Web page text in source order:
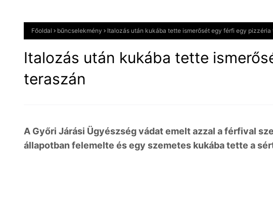
Főoldal bűncselekmény Italozás után kukába tette ismerősét egy férfi egy pizzéria
Italozás után kukába tette
teraszán
A Győri Járási Ügyészség vádat emelt azzal a férfival
állapotban felemelte és egy szemetes kukába tette a